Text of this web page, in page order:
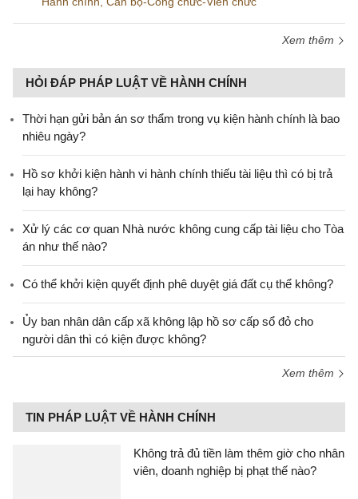
Xem thêm
HỎI ĐÁP PHÁP LUẬT VỀ HÀNH CHÍNH
Thời hạn gửi bản án sơ thẩm trong vụ kiện hành chính là bao
nhiêu ngày?
Hồ sơ khởi kiện hành vi hành chính thiếu tài liệu thì có bị trả
lại hay không?
Xử lý các cơ quan Nhà nước không cung cấp tài liệu cho Tòa
án như thế nào?
Có thể khởi kiện quyết định phê duyệt giá đất cụ thể không?
Ủy ban nhân dân cấp xã không lập hồ sơ cấp sổ đỏ cho
người dân thì có kiện được không?
Xem thêm
TIN PHÁP LUẬT VỀ HÀNH CHÍNH
Không trả đủ tiền làm thêm giờ cho nhân
viên, doanh nghiệp bị phạt thế nào?